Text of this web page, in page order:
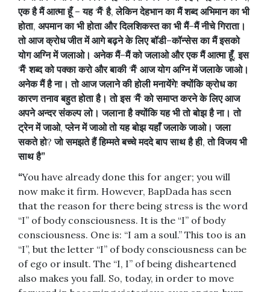
एक है मैं आत्मा हूँ–यह‘मैं‘है,लेकिन देहभान का मैं शब्द अभिमान का भी
होता, अपमान का भी होता और दिलशिकस्त का भी मैं–मैं नीचे गिराता।
तो आज क्रोध जीत में आगे बढ़ने के लिए बॉडी–कॉन्सेस का मैं इसको
योग अग्नि में जलाओ। अनेक मैं–मैं को जलाओ और एक मैं आत्मा हूँ,इस
‘मैं‘शब्द को पक्का करो और बाकी‘मैं‘ आज योग अग्नि में जलाके जाओ।
अनेक मैं है ना। तो आज जलाने की होली मनायेंगे!क्योंकि क्रोध का
कारण तनाव बहुत होता है। तो इस‘मैं‘को समाप्त करने के लिए आज
अपने अन्दर संकल्प लो। जलाना है क्योंकि यह भी तो बोझ है ना। तो
ट्रेन में जाओ,प्लेन में जाओ तो यह बोझ यहाँ जलाके जाओ। जला
सकते हो?जो समझते हैं हिम्मते बच्चे मददे बाप साथ है ही,तो विजय भी
साथ है”
“You have already done this for anger; you will
now make it firm. However, BapDada has seen
that the reason for there being stress is the word
“I” of body consciousness. It is the “I” of body
consciousness. One is: “I am a soul.” This too is an
“I”, but the letter “I” of body consciousness can be
of ego or insult. The “I, I” of being disheartened
also makes you fall. So, today, in order to move